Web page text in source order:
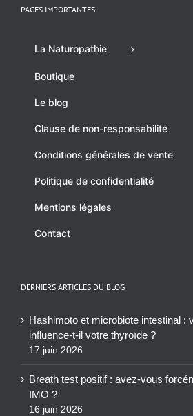
PAGES IMPORTANTES
La Naturopathie
Boutique
Le blog
Clause de non-responsabilité
Conditions générales de vente
Politique de confidentialité
Mentions légales
Contact
DERNIERS ARTICLES DU BLOG
Hashimoto et microbiote intestinal :
influence-t-il votre thyroïde ?
17 juin 2026
Breath test positif : avez-vous
IMO ?
16 juin 2026